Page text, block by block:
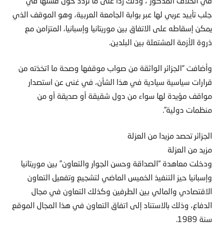
جلب تأييد عربي لها عبر بوابة الجامعة العربية، وهو الموقف الذي
يمكن إسقاطه على الاتفاق بين موريتانيا وإسبانيا، المتزامن مع
ذروة الأزمة المشتعلة بين البلدين.
وأضافت “الجزائر الواثقة من صواب موقفها وصحة ما اتخذته من
قرارات سياسية سيادية في هذا الشأن، في غنى عن استصدار
مواقف مؤيدة لها سواء من دول شقيقة أو صديقة أو من
منظمات دولية”.
الجزائر تحصد مزيدا من العزلة
مزيد من العزلة
ودخلت معاهدة “الصداقة وحسن الجوار والتعاون” بين موريتانيا
وإسبانيا حيز التنفيذ الخميس الماضي لتشجيع وتفعيل التعاون
الاقتصادي والمالي بين الطرفين وكذلك التعاون في مجال
الدفاع، وذلك بالاستناد إلى اتفاق التعاون في هذا المجال الموقع
سنة 1989.